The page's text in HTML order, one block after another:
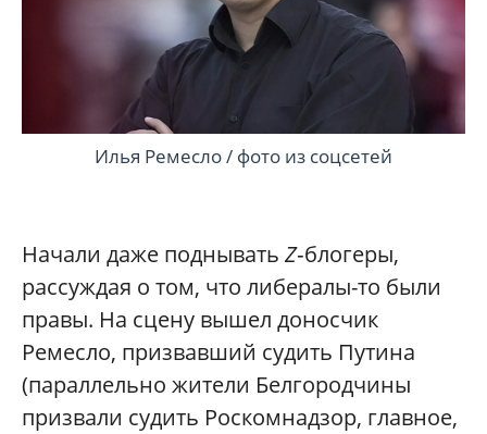
Илья Ремесло / фото из соцсетей
Начали даже поднывать Z‑блогеры,
рассуждая о том, что либералы-то были
правы. На сцену вышел доносчик
Ремесло, призвавший судить Путина
(параллельно жители Белгородчины
призвали судить Роскомнадзор, главное,